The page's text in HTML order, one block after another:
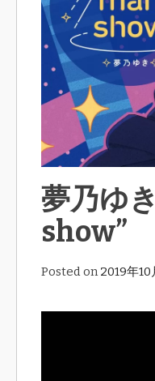
夢乃ゆ
show”
Posted on2019年10